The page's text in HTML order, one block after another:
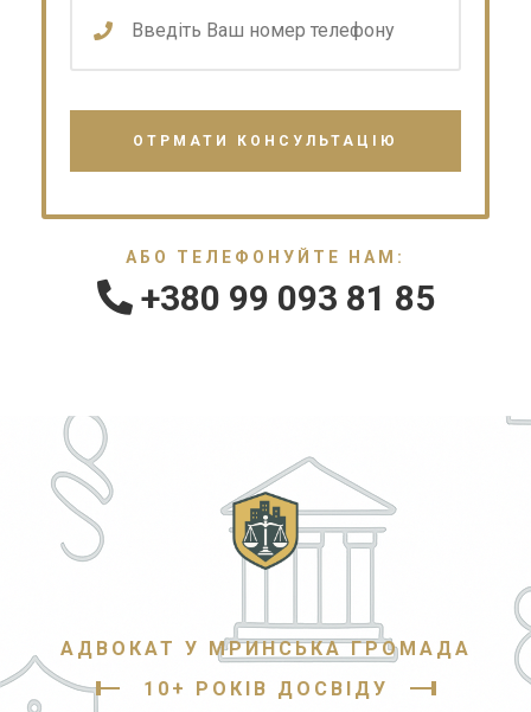
АБО ТЕЛЕФОНУЙТЕ НАМ:
+380 99 093 81 85
АДВОКАТ У МРИНСЬКА ГРОМАДА
10+ РОКІВ ДОСВІДУ